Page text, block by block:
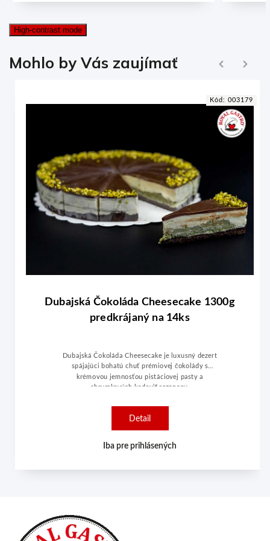
High-contrast mode
Mohlo by Vás zaujímať
Dubajská Čokoláda Cheesecake 1300g
predkrájaný na 14ks
Iba pre prihlásených
Detail
Dubajská Čokoláda Cheesecake je luxusný dezert
spájajúci bohatú chuť prémiovej čokolády s
krémovou jemnosťou pistáciovej pasty a
chrumkavých kadayif rezancov.
Kód: 003179